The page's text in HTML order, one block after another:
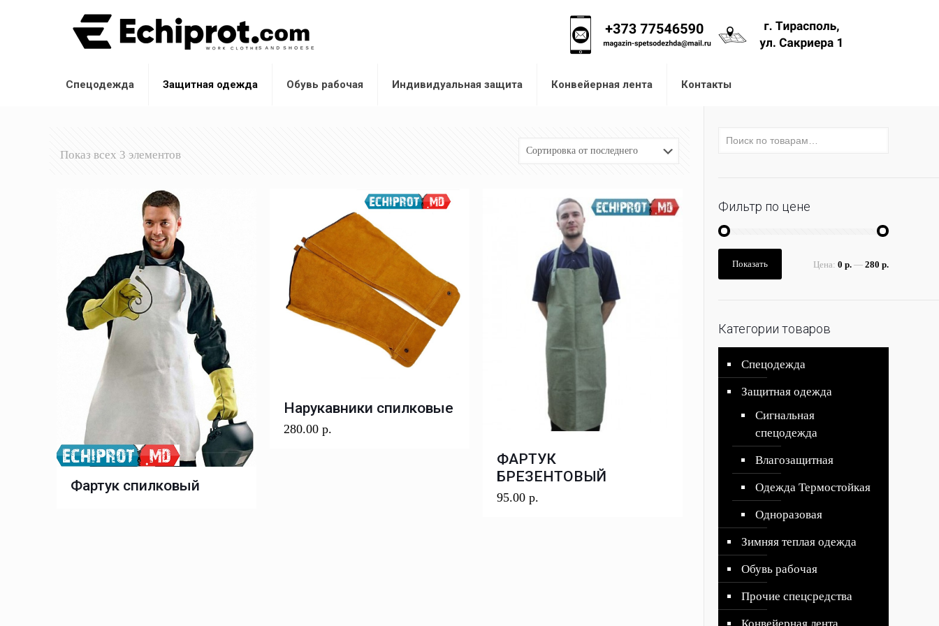
Спецодежда Защитная одежда Обувь рабочая Индивидуальная защита Конвейерная лента Контакты
Показ всех 3 элементов
Фартук спилковый
Нарукавники спилковые
280.00 р.
ФАРТУК
БРЕЗЕНТОВЫЙ
95.00 р.
Фильтр по цене
Показать Цена: 0 р. — 280 р.
Категории товаров
Спецодежда
Защитная одежда
Сигнальная
спецодежда
Влагозащитная
Одежда Термостойкая
Одноразовая
Зимняя теплая одежда
Обувь рабочая
Прочие спецсредства
Конвейерная лента